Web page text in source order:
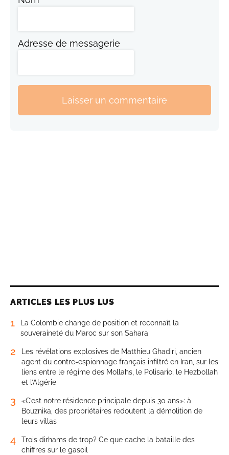
Adresse de messagerie
Laisser un commentaire
ARTICLES LES PLUS LUS
1
La Colombie change de position et reconnaît la
souveraineté du Maroc sur son Sahara
2
Les révélations explosives de Matthieu Ghadiri, ancien
agent du contre-espionnage français infiltré en Iran, sur les
liens entre le régime des Mollahs, le Polisario, le Hezbollah
et l’Algérie
3
«C’est notre résidence principale depuis 30 ans»: à
Bouznika, des propriétaires redoutent la démolition de
leurs villas
4
Trois dirhams de trop? Ce que cache la bataille des
chiffres sur le gasoil